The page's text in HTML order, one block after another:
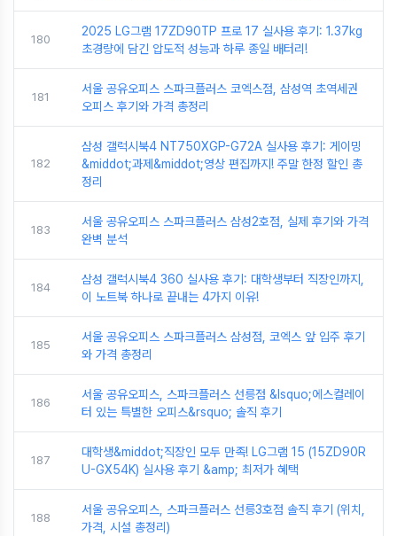
180
2025 LG그램 17ZD90TP 프로 17 실사용 후기: 1.37kg
초경량에 담긴 압도적 성능과 하루 종일 배터리!
181
서울 공유오피스 스파크플러스 코엑스점, 삼성역 초역세권
오피스 후기와 가격 총정리
182
삼성 갤럭시북4 NT750XGP-G72A 실사용 후기: 게이밍
&middot;과제&middot;영상 편집까지! 주말 한정 할인 총
정리
183
서울 공유오피스 스파크플러스 삼성2호점, 실제 후기와 가격
완벽 분석
184
삼성 갤럭시북4 360 실사용 후기: 대학생부터 직장인까지,
이 노트북 하나로 끝내는 4가지 이유!
185
서울 공유오피스 스파크플러스 삼성점, 코엑스 앞 입주 후기
와 가격 총정리
186
서울 공유오피스, 스파크플러스 선릉점 &lsquo;에스컬레이
터 있는 특별한 오피스&rsquo; 솔직 후기
187
대학생&middot;직장인 모두 만족! LG그램 15 (15ZD90R
U-GX54K) 실사용 후기 &amp; 최저가 혜택
188
서울 공유오피스, 스파크플러스 선릉3호점 솔직 후기 (위치,
가격, 시설 총정리)